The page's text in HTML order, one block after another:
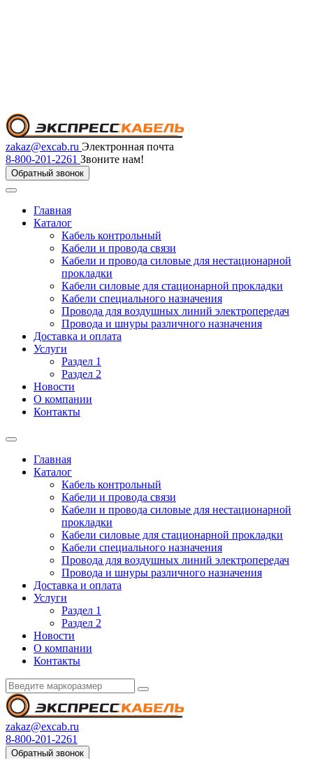
zakaz@excab.ru Электронная почта
8-800-201-2261 Звоните нам!
Обратный звонок
Главная
Каталог
Кабель контрольный
Кабели и провода связи
Кабели и провода силовые для нестационарной
прокладки
Кабели силовые для стационарной прокладки
Кабели специального назначения
Провода для воздушных линий электропередач
Провода и шнуры различного назначения
Доставка и оплата
Услуги
Раздел 1
Раздел 2
Новости
О компании
Контакты
Главная
Каталог
Кабель контрольный
Кабели и провода связи
Кабели и провода силовые для нестационарной
прокладки
Кабели силовые для стационарной прокладки
Кабели специального назначения
Провода для воздушных линий электропередач
Провода и шнуры различного назначения
Доставка и оплата
Услуги
Раздел 1
Раздел 2
Новости
О компании
Контакты
zakaz@excab.ru
8-800-201-2261
Обратный звонок